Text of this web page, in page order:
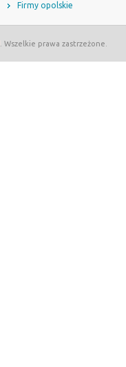
Firmy opolskie
. Wszelkie prawa zastrzeżone.